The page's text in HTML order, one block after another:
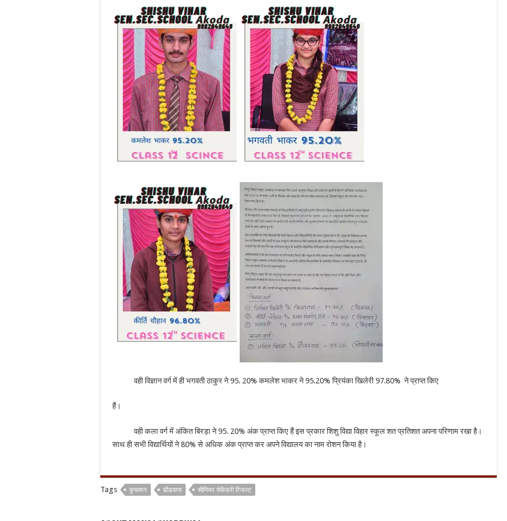
वही विज्ञान वर्ग में ही भगवती ठाकुर ने 95. 20% कमलेश भाकर ने 95.20% प्रियंका खिलेरी 97.80% ने प्राप्त किए
हैं।
वही कला वर्ग में अंकित बिरड़ा ने 95. 20% अंक प्राप्त किए हैं इस प्रकार शिशु विद्या विहार स्कूल शत प्रतिशत अपना परिणाम रखा है।
साथ ही सभी विद्यार्थियों ने 80% से अधिक अंक प्राप्त कर अपने विद्यालय का नाम रोशन किया है।
Tags कुचामन डीडवाना सीनियर सेकेंडरी रिजल्ट